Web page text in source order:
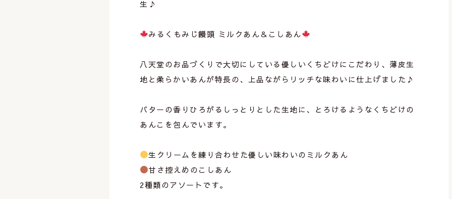
生♪
みるくもみじ饅頭 ミルクあん＆こしあん
八天堂のお品づくりで大切にしている優しいくちどけにこだわり、薄皮生
地と柔らかいあんが特長の、上品ながらリッチな味わいに仕上げました♪
バターの香りひろがるしっとりとした生地に、とろけるようなくちどけの
あんこを包んでいます。
生クリームを練り合わせた優しい味わいのミルクあん
甘さ控えめのこしあん
2種類のアソートです。